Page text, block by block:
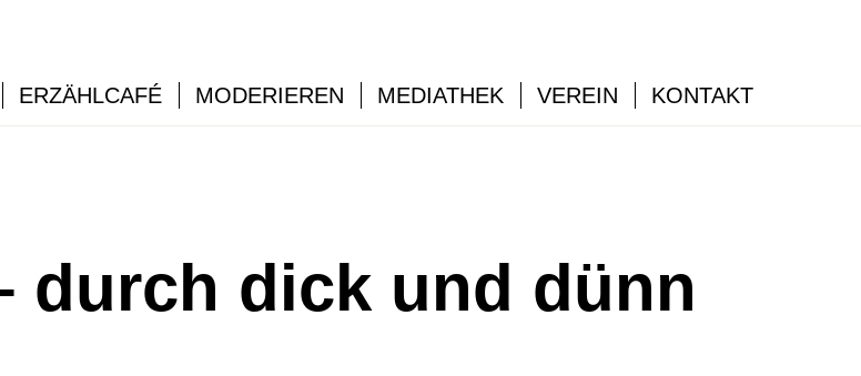
ERZÄHLCAFÉ MODERIEREN MEDIATHEK VEREIN KONTAKT
durch dick und dünn